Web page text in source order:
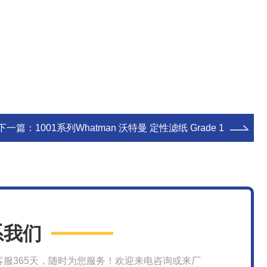
一篇： 1001系列Whatman 沃特曼 定性滤纸 Grade 1
们
服365天，随时为您服务！欢迎来电咨询或来厂